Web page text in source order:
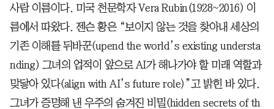
사람 이름이다. 미국 천문학자 Vera Rubin(1928~2016) 이
름에서 따왔다. 젠슨 황은 “보이지 않는 것을 찾아내 세상의
기존 이해를 뒤바꾼(upend the world’s existing understa
nding) 그녀의 업적이 앞으로 AI가 해나가야 할 미래 역할과
맞닿아 있다(align with AI’s future role)”고 밝힌 바 있다.
그녀가 증명해 낸 우주의 숨겨진 비밀(hidden secrets of th